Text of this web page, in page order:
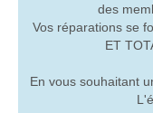
des
Vos réparations se
ET
En vous souhaitant